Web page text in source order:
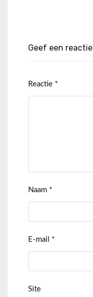
Geef een reactie
Reactie *
Naam *
E-mail *
Site